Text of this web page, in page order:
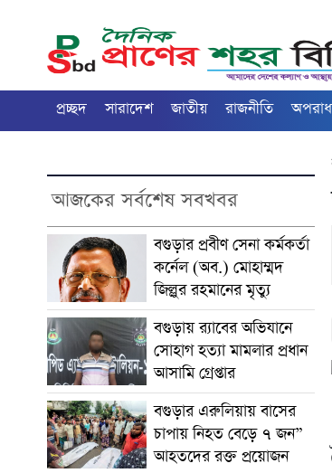
প্রচ্ছদ সারাদেশ জাতীয় রাজনীতি অপরাধ
আজকের সর্বশেষ সবখবর
বগুড়ার প্রবীণ সেনা কর্মকর্তা
কর্নেল (অব.) মোহাম্মদ
জিল্লুর রহমানের মৃত্যু
‎বগুড়ায় র‍্যাবের অভিযানে
সোহাগ হত্যা মামলার প্রধান
আসামি গ্রেপ্তার
বগুড়ার এরুলিয়ায় বাসের
চাপায় নিহত বেড়ে ৭ জন”
আহতদের রক্ত প্রয়োজন